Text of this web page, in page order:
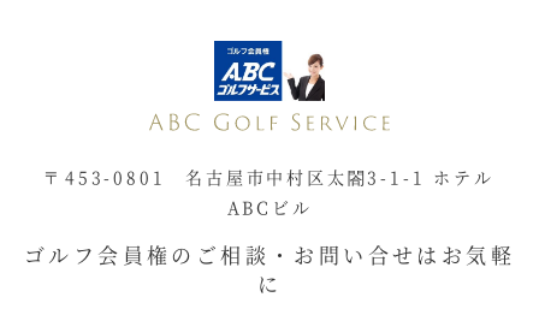
〒453-0801 名古屋市中村区太閤3-1-1 ホテル
ABCビル
ゴルフ会員権のご相談・お問い合せはお気軽
に